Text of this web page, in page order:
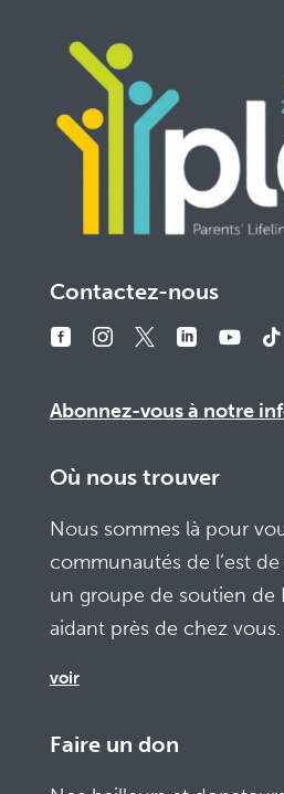
Contactez-nous
Abonnez-vous à notre
Où nous trouver
Nous sommes là pour
communautés de l’est de
un groupe de soutien de
aidant près de chez vous.
voir
Faire un don